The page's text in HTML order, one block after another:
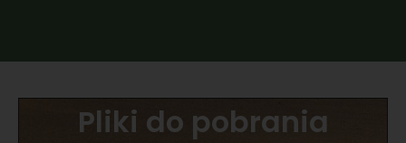
Pliki do pobrania